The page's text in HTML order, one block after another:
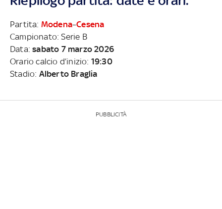
Partita: Modena–Cesena
Campionato: Serie B
Data:sabato 7 marzo 2026
Orario calcio d’inizio: 19:30
Stadio: Alberto Braglia
PUBBLICITÀ